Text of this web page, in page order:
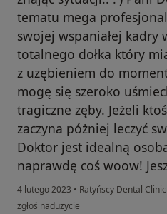
tematu mega
swojej wspaniałej kadry
totalnego dołka który
z uzębieniem do
mogę się szeroko
tragiczne zęby. Jeżeli
zaczyna póżniej leczyć
Doktor jest idealną
naprawdę coś woow!
4 lutego 2023 • Ratyńscy Dental
w opinii użytkownika Damian R
zgłoś nadużycie